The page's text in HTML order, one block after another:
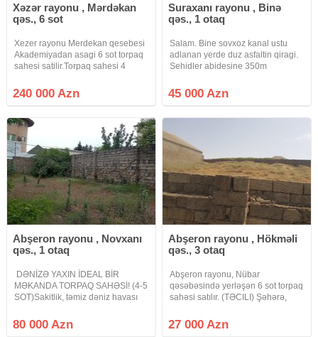
Xəzər rayonu , Mərdəkan
qəs., 6 sot
Xezer rayonu Merdekan qesebesi
Akademiyadan asagi 6 sot torpaq
sahesi satilir.Torpaq sahesi 4
yaşayış evi villalardi.Qapisi
qoyulub.Icinde tikili var.Qazi ,
240 000 Azn
Suraxanı rayonu , Binə
qəs., 1 otaq
Salam. Bine sovxoz kanal ustu
adlanan yerde duz asfaltin qiragi.
Sehidler abidesine 350m
xettinin ustunde kupcali torpaq
satilir. 4.5 sot. 45 000 Azn. Real
45 000 Azn
Abşeron rayonu , Novxanı
qəs., 1 otaq
​ DƏNİZƏ YAXIN İDEAL BİR
MƏKANDA TORPAQ SAHƏSİ! (4-5
SOT) ​Sakitlik, təmiz dəniz havası
mükəmməl fürsət! Həm şəxsi bağ
evinizi tikmək, həm də gələcəyə
80 000 Azn
Abşeron rayonu , Hökməli
qəs., 3 otaq
Abşeron rayonu, Nübar
qəsəbəsində yerləşən 6 sot torpaq
sahəsi satılır. (TƏCILI) Şəhərə,
Lökbatan istiqamətinə rahat çıxışı
var. İstənilən istiqamətdə marşrut
27 000 Azn